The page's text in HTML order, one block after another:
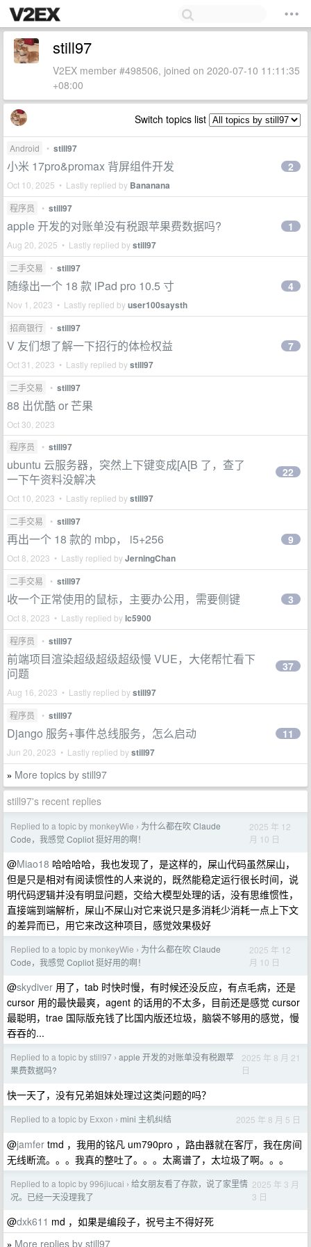
still97
V2EX member #498506, joined on 2020-07-10 11:11:35
+08:00
Switch topics list
Android • still97
小米 17pro&promax 背屏组件开发
Oct 10, 2025 • Lastly replied by Bananana
2
程序员 • still97
apple 开发的对账单没有税跟苹果费数据吗?
Aug 20, 2025 • Lastly replied bystill97
1
二手交易 • still97
随缘出一个 18 款 iPad pro 10.5 寸
Nov 1, 2023 • Lastly replied byuser100saysth
4
招商银行 • still97
V 友们想了解一下招行的体检权益
Oct 31, 2023 • Lastly replied bystill97
7
二手交易 • still97
88 出优酷 or 芒果
Oct 30, 2023
程序员
• still97
ubuntu 云服务器，突然上下键变成[A[B 了，查了
一下午资料没解决
Oct 10, 2023 • Lastly replied bystill97
22
二手交易 • still97
再出一个 18 款的 mbp， i5+256
Oct 8, 2023 • Lastly replied byJerningChan
9
二手交易 • still97
收一个正常使用的鼠标，主要办公用，需要侧键
Oct 8, 2023 • Lastly replied bylc5900
3
程序员 • still97
前端项目渲染超级超级超级慢 VUE，大佬帮忙看下
问题
Aug 16, 2023 • Lastly replied bystill97
37
程序员 • still97
Django 服务+事件总线服务，怎么启动
Jun 20, 2023 • Lastly replied bystill97
11
» More topics by still97
still97's recent replies
Replied to a topic by monkeyWie › 为什么都在吹 Claude
Code，我感觉 Copliot 挺好用的啊！
2025 年 12
月 10 日
@Miao18 哈哈哈哈，我也发现了，是这样的，屎山代码虽然屎山，
但是只是相对有阅读惯性的人来说的，既然能稳定运行很长时间，说
明代码逻辑并没有明显问题，交给大模型处理的话，没有思维惯性，
直接端到端解析，屎山不屎山对它来说只是多消耗少消耗一点上下文
的差异而已，用它来改这种项目，感觉效果极好
Replied to a topic by monkeyWie › 为什么都在吹 Claude
Code，我感觉 Copliot 挺好用的啊！
2025 年 12
月 10 日
@skydiver 用了，tab 时快时慢，有时候还没反应，有点毛病，还是
cursor 用的最快最爽，agent 的话用的不太多，目前还是感觉 cursor
最聪明，trae 国际版充钱了比国内版还垃圾，脑袋不够用的感觉，慢
吞吞的...
Replied to a topic by still97 › apple 开发的对账单没有税跟苹
果费数据吗?
2025 年 8 月 21
日
快一天了，没有兄弟姐妹处理过这类问题的吗？
Replied to a topic by Exxon › mini 主机纠结 2025 年 8 月 5 日
@jamfer tmd ，我用的铭凡 um790pro ，路由器就在客厅，我在房间
无线断流。。。我真的整吐了。。。太离谱了，太垃圾了啊。。。
Replied to a topic by 996jiucai › 给女朋友看了存款，说了家里情
况。已经一天没理我了
2025 年 3 月
3 日
@dxk611 md ，如果是编段子，祝号主不得好死
» More replies by still97